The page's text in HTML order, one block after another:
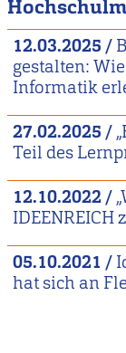
12.03.2025 /
gestalten:
Informatik
27.02.2025 /
Teil des
12.10.2022/
IDEENREICH
05.10.2021 /
hat sich an